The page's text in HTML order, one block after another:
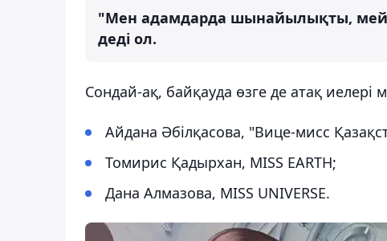
"Мен адамдарда шынайылықты,
деді ол.
Сондай-ақ, байқауда өзге де атақ иелері
Айдана Әбілқасова, "Вице-мисс
Томирис Қадырхан, MISS EARTH;
Дана Алмазова, MISS UNIVERSE.